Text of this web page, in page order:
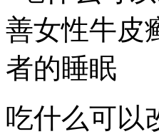
吃什么可以